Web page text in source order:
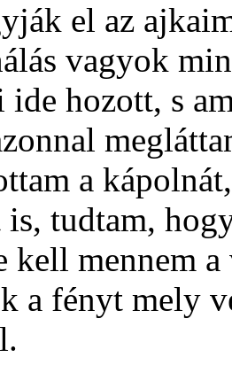
el az
vagyok
ide hozott, s
a
tudtam,
kell mennem
a fényt mely